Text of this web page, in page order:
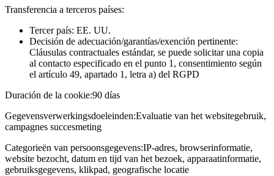
Transferencia a terceros países:
Tercer país: EE. UU.
Decisión de adecuación/garantías/exención pertinente:
Cláusulas contractuales estándar, se puede solicitar una copia
al contacto especificado en el punto 1, consentimiento según
el artículo 49, apartado 1, letra a) del RGPD
Duración de la cookie:90 días
Gegevensverwerkingsdoeleinden:Evaluatie van het websitegebruik,
campagnes succesmeting
Categorieën van persoonsgegevens:IP-adres, browserinformatie,
website bezocht, datum en tijd van het bezoek, apparaatinformatie,
gebruiksgegevens, klikpad, geografische locatie